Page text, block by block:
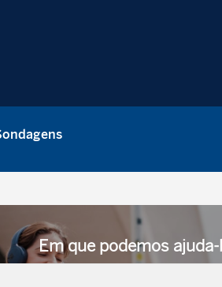
Em que podemos